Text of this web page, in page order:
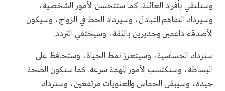
وستلتقي بأفراد العائلة. كما ستتحسن الأمور الشخصية،
وسيزداد التفاهم المتبادل، وسيزداد الحظ في الزواج، وسيكون
الأصدقاء داعمين وجديرين بالثقة، وسيختفي التردد.
ستزداد الحساسية، وسيتعزز نمط الحياة، وستحافظ على
البساطة، وستكتسب الأمور المهمة سرعة. كما ستكون الصحة
جيدة، وسيبقى الحماس والمعنويات مرتفعين، وستزداد